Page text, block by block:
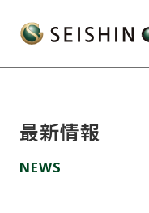
最新情報
NEWS